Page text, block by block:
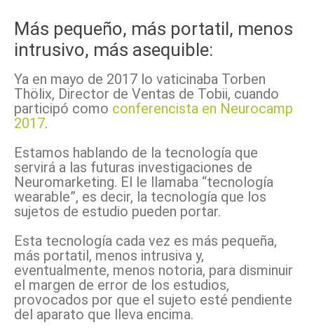
Más pequeño, más portatil, menos
intrusivo, más asequible:
Ya en mayo de 2017 lo vaticinaba Torben
Thölix, Director de Ventas de Tobii, cuando
participó como conferencista en Neurocamp
2017.
Estamos hablando de la tecnología que
servirá a las futuras investigaciones de
Neuromarketing. El le llamaba “tecnología
wearable”, es decir, la tecnología que los
sujetos de estudio pueden portar.
Esta tecnología cada vez es más pequeña,
más portatil, menos intrusiva y,
eventualmente, menos notoria, para disminuir
el margen de error de los estudios,
provocados por que el sujeto esté pendiente
del aparato que lleva encima.